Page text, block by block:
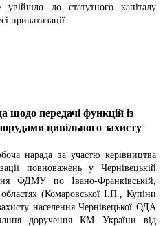
до статутного капіталу
приватизації.
щодо передачі функцій із
цивільного захисту
нарада за участю керівництва
повноважень у Чернівецькій
ФДМУ по Івано-Франківській,
(Комаровської І.П., Купіни
населення Чернівецької ОДА
доручення КМ України від